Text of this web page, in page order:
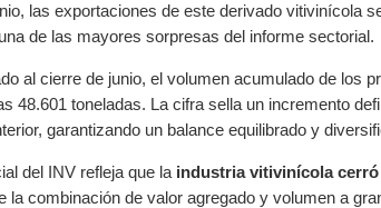
las exportaciones de este derivado vitivinícola
de las mayores sorpresas del informe sectorial.
al cierre de junio, el volumen acumulado de los
48.601 toneladas. La cifra sella un incremento
garantizando un balance equilibrado y
del INV refleja que la industria vitivinícola
la combinación de valor agregado y volumen a